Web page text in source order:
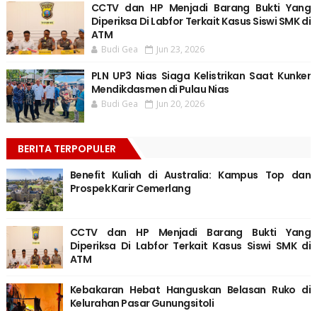
CCTV dan HP Menjadi Barang Bukti Yang
Diperiksa Di Labfor Terkait Kasus Siswi SMK di
ATM
Budi Gea Jun 23, 2026
PLN UP3 Nias Siaga Kelistrikan Saat Kunker
Mendikdasmen di Pulau Nias
Budi Gea Jun 20, 2026
BERITA TERPOPULER
Benefit Kuliah di Australia: Kampus Top dan
Prospek Karir Cemerlang
CCTV dan HP Menjadi Barang Bukti Yang
Diperiksa Di Labfor Terkait Kasus Siswi SMK di
ATM
Kebakaran Hebat Hanguskan Belasan Ruko di
Kelurahan Pasar Gunungsitoli